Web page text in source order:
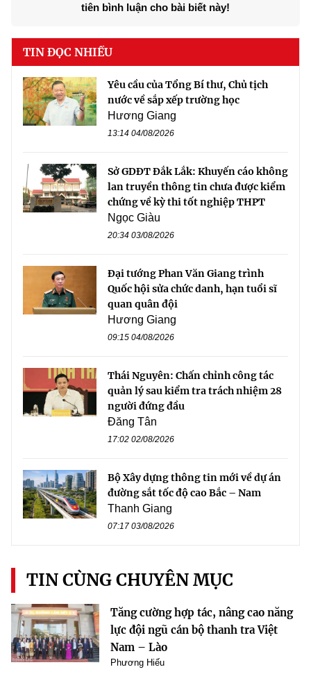
tiên bình luận cho bài biết này!
TIN ĐỌC NHIỀU
Yêu cầu của Tổng Bí thư, Chủ tịch
nước về sắp xếp trường học
Hương Giang
13:14 04/08/2026
Sở GDĐT Đắk Lắk: Khuyến cáo không
lan truyền thông tin chưa được kiểm
chứng về kỳ thi tốt nghiệp THPT
Ngọc Giàu
20:34 03/08/2026
Đại tướng Phan Văn Giang trình
Quốc hội sửa chức danh, hạn tuổi sĩ
quan quân đội
Hương Giang
09:15 04/08/2026
Thái Nguyên: Chấn chỉnh công tác
quản lý sau kiểm tra trách nhiệm 28
người đứng đầu
Đăng Tân
17:02 02/08/2026
Bộ Xây dựng thông tin mới về dự án
đường sắt tốc độ cao Bắc – Nam
Thanh Giang
07:17 03/08/2026
TIN CÙNG CHUYÊN MỤC
Tăng cường hợp tác, nâng cao năng
lực đội ngũ cán bộ thanh tra Việt
Nam – Lào
Phương Hiếu